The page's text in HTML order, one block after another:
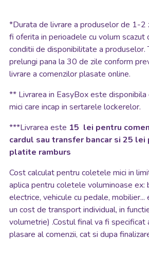
*Durata de livrare a produselor de 1-2
fi oferita in perioadele cu volum scazut
conditii de disponibilitate a produselor.
prelungi pana la 30 de zile conform
livrare a comenzilor plasate online.
** Livrarea in EasyBox este
mici care incap in sertarele lockerelor.
***Livrarea este 15 lei pentru
cardul sau transfer bancar si 25
platite ramburs
Cost calculat pentru coletele mici in
aplica pentru coletele voluminoase ex:
electrice, vehicule cu pedale, mobilier...
un cost de transport individual, in
volumetrie) .Costul final va fi specificat
plasare al comenzii, cat si dupa